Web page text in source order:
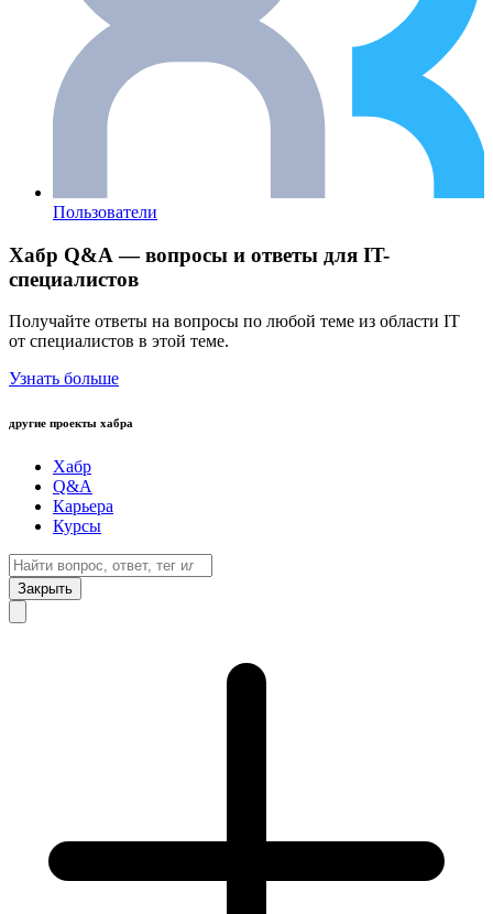
Пользователи
Хабр Q&A — вопросы и ответы для IT-
специалистов
Получайте ответы на вопросы по любой теме из области IT
от специалистов в этой теме.
Узнать больше
другие проекты хабра
Хабр
Q&A
Карьера
Курсы
Закрыть